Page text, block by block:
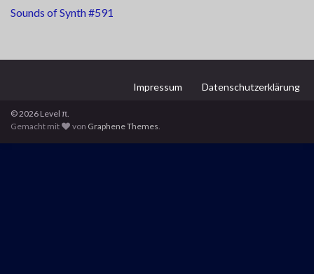
Sounds of Synth #591
Impressum Datenschutzerklärung
© 2026 Level π.
Gemacht mit
von Graphene Themes